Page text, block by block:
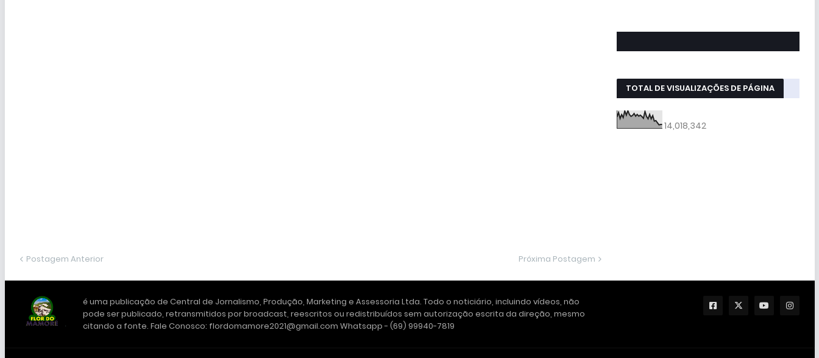
Postagem Anterior Próxima Postagem
TOTAL DE VISUALIZAÇÕES DE PÁGINA
14,018,342
é uma publicação de Central de Jornalismo, Produção, Marketing e Assessoria Ltda. Todo o noticiário, incluindo vídeos, não
pode ser publicado, retransmitidos por broadcast, reescritos ou redistribuídos sem autorização escrita da direção, mesmo
citando a fonte. Fale Conosco: flordomamore2021@gmail.com Whatsapp - (69) 99940-7819